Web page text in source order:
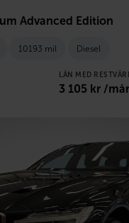
Advanced Edition
10193 mil Diesel
LÅN MED
3 105 kr /